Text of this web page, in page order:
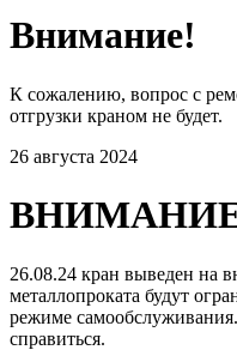
Внимание!
К сожалению, вопрос с
отгрузки краном не будет.
26 августа 2024
26.08.24 кран выведен на
металлопроката будут
режиме
справиться.